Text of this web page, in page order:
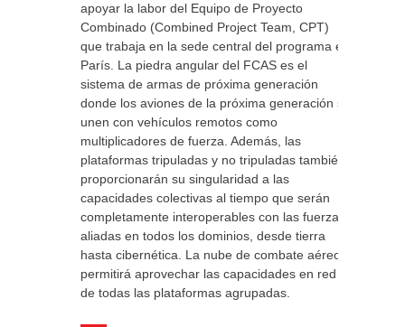
apoyar la labor del Equipo de Proyecto
Combinado (Combined Project Team, CPT)
que trabaja en la sede central del programa en
París. La piedra angular del FCAS es el
sistema de armas de próxima generación
donde los aviones de la próxima generación se
unen con vehículos remotos como
multiplicadores de fuerza. Además, las
plataformas tripuladas y no tripuladas también
proporcionarán su singularidad a las
capacidades colectivas al tiempo que serán
completamente interoperables con las fuerzas
aliadas en todos los dominios, desde tierra
hasta cibernética. La nube de combate aéreo
permitirá aprovechar las capacidades en red
de todas las plataformas agrupadas.